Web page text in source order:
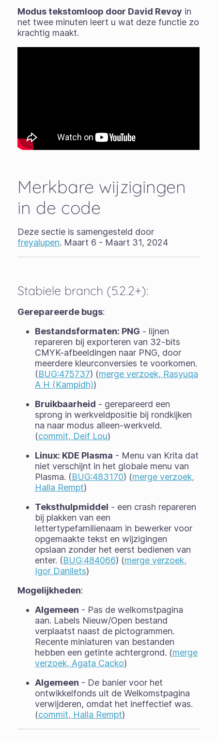
Modus tekstomloop door David Revoy in
net twee minuten leert u wat deze functie zo
krachtig maakt.
Merkbare wijzigingen
in de code
Deze sectie is samengesteld door
freyalupen. Maart 6 - Maart 31, 2024
Stabiele branch (5.2.2+):
Gerepareerde bugs:
Bestandsformaten: PNG - lijnen
repareren bij exporteren van 32-bits
CMYK-afbeeldingen naar PNG, door
meerdere kleurconversies te voorkomen.
(BUG:475737) (merge verzoek, Rasyuqa
A H (Kampidh))
Bruikbaarheid - gerepareerd een
sprong in werkveldpositie bij rondkijken
na naar modus alleen-werkveld.
(commit, Deif Lou)
Linux: KDE Plasma - Menu van Krita dat
niet verschijnt in het globale menu van
Plasma. (BUG:483170) (merge verzoek,
Halla Rempt)
Teksthulpmiddel - een crash repareren
bij plakken van een
lettertypefamilienaam in bewerker voor
opgemaakte tekst en wijzigingen
opslaan zonder het eerst bedienen van
enter. (BUG:484066) (merge verzoek,
Igor Danilets)
Mogelijkheden:
Algemeen - Pas de welkomstpagina
aan. Labels Nieuw/Open bestand
verplaatst naast de pictogrammen.
Recente miniaturen van bestanden
hebben een getinte achtergrond. (merge
verzoek, Agata Cacko)
Algemeen - De banier voor het
ontwikkelfonds uit de Welkomstpagina
verwijderen, omdat het ineffectief was.
(commit, Halla Rempt)